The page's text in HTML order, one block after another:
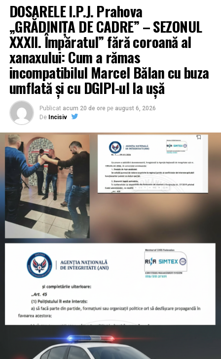
DOSARELE I.P.J. Prahova
„GRĂDINIȚA DE CADRE” – SEZONUL
XXXII. Împăratul” fără coroană al
xanaxului: Cum a rămas
incompatibilul Marcel Bălan cu buza
umflată și cu DGIPI-ul la ușă
Publicat acum 20 de ore pe august 6, 2026
De Incisiv